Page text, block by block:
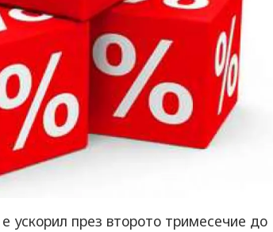
ускорил през второто тримесечие до